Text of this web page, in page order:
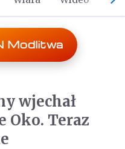
Modlitwa
wjechał
Oko. Teraz